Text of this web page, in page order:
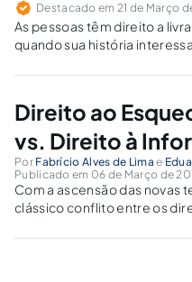
Destacado em 21 de Março
As pessoas têm direito a
quando sua história
Direito ao
vs. Direito à
Por Fabrício Alves de Lima e
Publicado em 06 de Março de
Com a ascensão das novas
clássico conflito entre os
expressão ganha nova